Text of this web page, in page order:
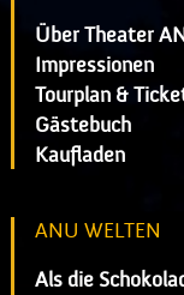
Über Theater
Impressionen
Tourplan &
Gästebuch
Kaufladen
ANU WELTEN
Als die